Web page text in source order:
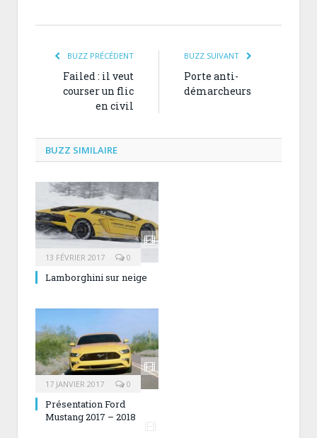
BUZZ PRÉCÉDENT
Failed : il veut
courser un flic
en civil
BUZZ SUIVANT
Porte anti-
démarcheurs
BUZZ SIMILAIRE
13 FÉVRIER 2017 0
Lamborghini sur neige
17 JANVIER 2017 0
Présentation Ford
Mustang 2017 – 2018